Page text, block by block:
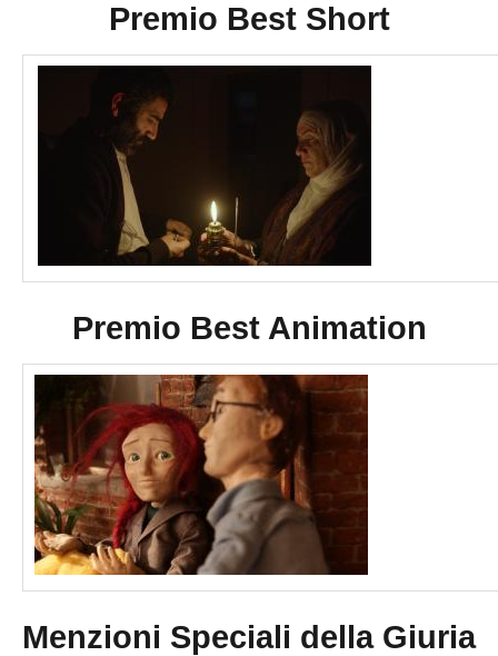
Premio Best Short
Premio Best Animation
Menzioni Speciali della Giuria